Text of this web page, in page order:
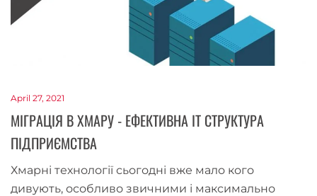
April 27, 2021
МІГРАЦІЯ В ХМАРУ - ЕФЕКТИВНА IT СТРУКТУРА
ПІДПРИЄМСТВА
Хмарні технології сьогодні вже мало кого
дивують, особливо звичними і максимально